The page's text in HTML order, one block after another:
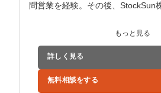
問営業を経験。その後、StockSun
インサイドセールス立ち上げ、テ
ど営業支援を担当。
学生時代からに代表岩野の社長秘
3社の事業責任者も務めており、
もっと見る
詳しく見る
無料相談をする